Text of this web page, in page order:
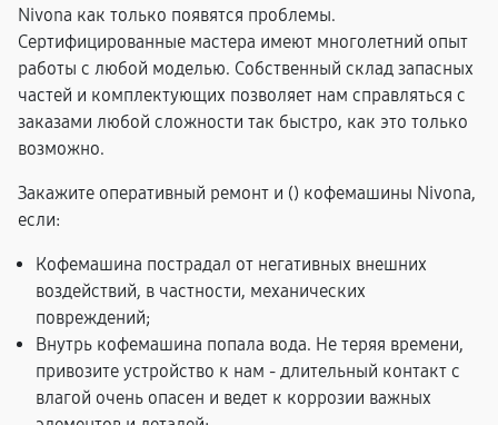
Nivona как только появятся проблемы.
Сертифицированные мастера имеют многолетний опыт
работы с любой моделью. Собственный склад запасных
частей и комплектующих позволяет нам справляться с
заказами любой сложности так быстро, как это только
возможно.
Закажите оперативный ремонт и () кофемашины Nivona,
если:
Кофемашина пострадал от негативных внешних
воздействий, в частности, механических
повреждений;
Внутрь кофемашина попала вода. Не теряя времени,
привозите устройство к нам - длительный контакт с
влагой очень опасен и ведет к коррозии важных